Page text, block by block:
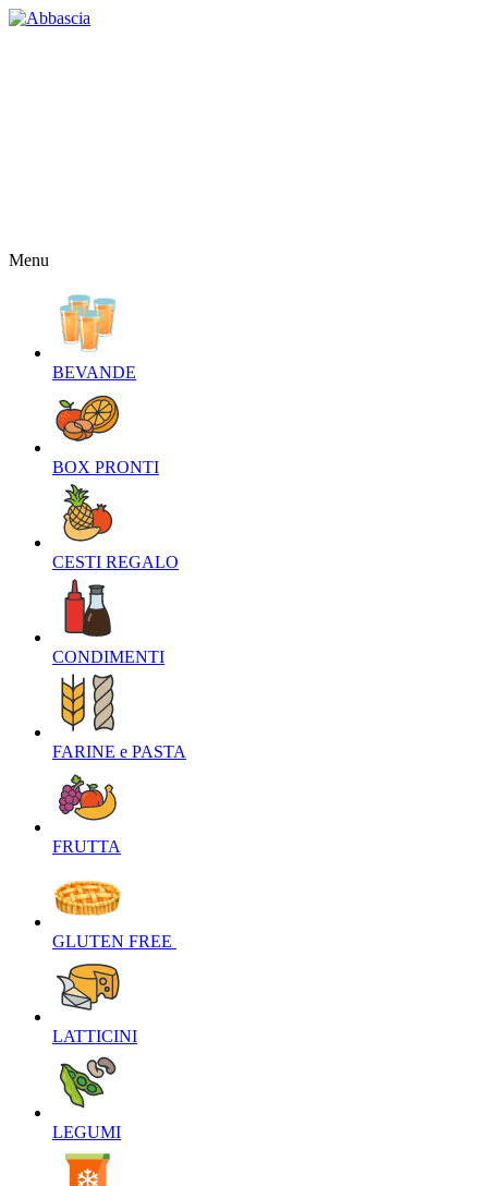
Menu
BEVANDE‎
BOX PRONTI‎
CESTI REGALO‎
CONDIMENTI‎
FARINE e PASTA‎
FRUTTA‎
GLUTEN FREE ‎
LATTICINI‎
LEGUMI‎